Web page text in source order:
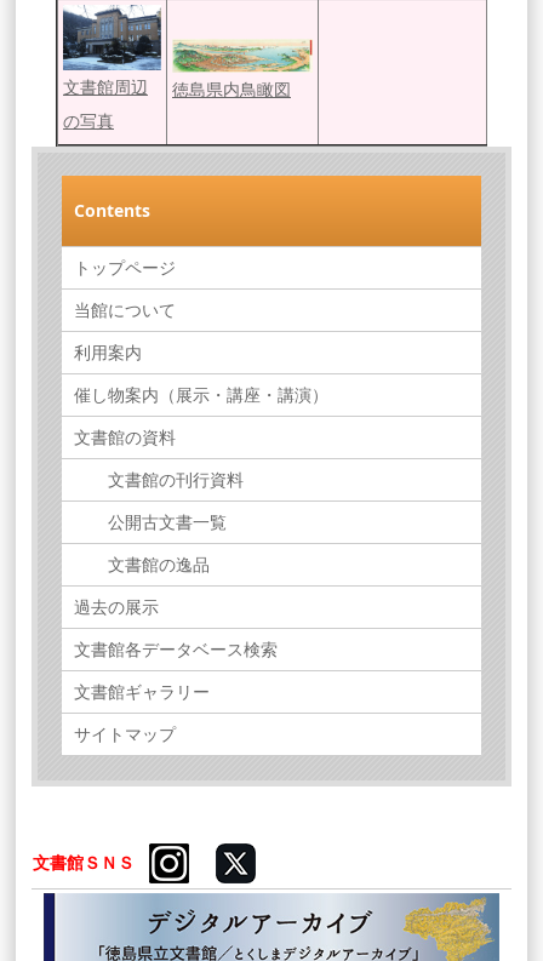
文書館周辺
の写真
徳島県内鳥瞰図
Contents
トップページ
当館について
利用案内
催し物案内（展示・講座・講演）
文書館の資料
文書館の刊行資料
公開古文書一覧
文書館の逸品
過去の展示
文書館各データベース検索
文書館ギャラリー
サイトマップ
文書館ＳＮＳ